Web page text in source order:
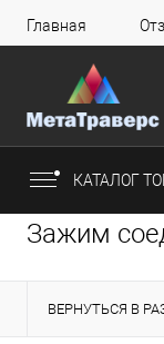
Главная
КАТАЛОГ
Зажим
ВЕРНУТЬСЯ В